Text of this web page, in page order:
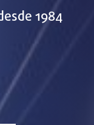
1984